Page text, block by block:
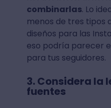
combinarlas. Lo
menos de tres tipos
diseños para las
eso podría parecer
para tus seguidores.
3. Considera la
fuentes